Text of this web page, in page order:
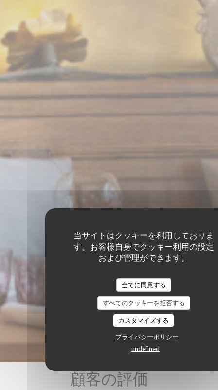
当サイトはクッキーを利用しておりま
す。お客様自身でクッキー利用の設定
および管理ができます。
全てに同意する
すべてのクッキーを拒否する
カスタマイズする
プライバシーポリシー
undefined
顧客の評価